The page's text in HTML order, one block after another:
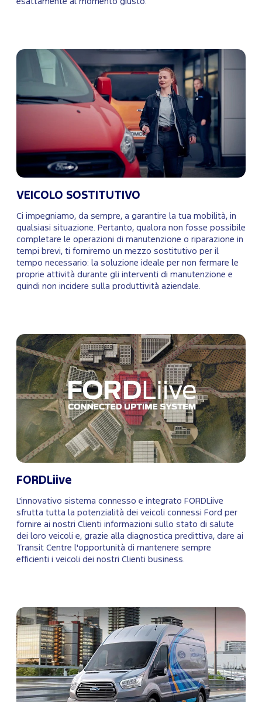
VEICOLO SOSTITUTIVO
Ci impegniamo, da sempre, a garantire la tua mobilità, in
qualsiasi situazione. Pertanto, qualora non fosse possibile
completare le operazioni di manutenzione o riparazione in
tempi brevi, ti forniremo un mezzo sostitutivo per il
tempo necessario: la soluzione ideale per non fermare le
proprie attività durante gli interventi di manutenzione e
quindi non incidere sulla produttività aziendale.
FORDLiive
L'innovativo sistema connesso e integrato FORDLiive
sfrutta tutta la potenzialità dei veicoli connessi Ford per
fornire ai nostri Clienti informazioni sullo stato di salute
dei loro veicoli e, grazie alla diagnostica predittiva, dare ai
Transit Centre l'opportunità di mantenere sempre
efficienti i veicoli dei nostri Clienti business.